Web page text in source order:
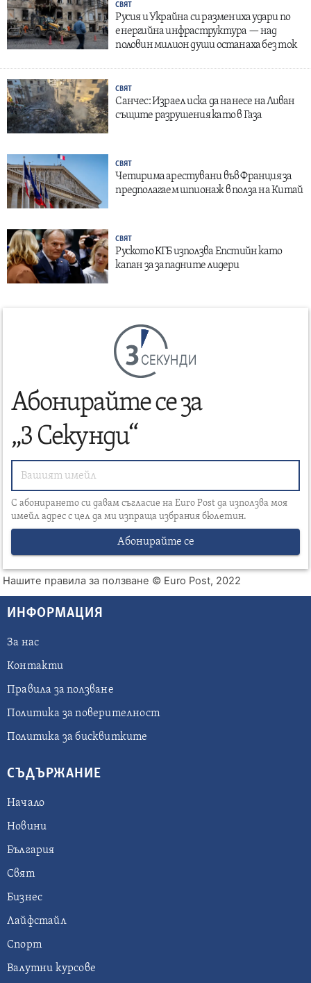
СВЯТ
Русия и Украйна си размениха удари по
енергийна инфраструктура — над
половин милион души останаха без ток
СВЯТ
Санчес: Израел иска да нанесе на Ливан
същите разрушения като в Газа
СВЯТ
Четирима арестувани във Франция за
предполагаем шпионаж в полза на Китай
СВЯТ
Руското КГБ използва Епстийн като
капан за западните лидери
СЕКУНДИ
Абонирайте се за
„3 Секунди“
С абонирането си давам съгласие на Euro Post да използва моя
имейл адрес с цел да ми изпраща избрания бюлетин.
Абонирайте се
Нашите правила за ползване © Euro Post, 2022
ИНФОРМАЦИЯ
За нас
Контакти
Правила за ползване
Политика за поверителност
Политика за бисквитките
СЪДЪРЖАНИЕ
Начало
Новини
България
Свят
Бизнес
Лайфстайл
Спорт
Валутни курсове